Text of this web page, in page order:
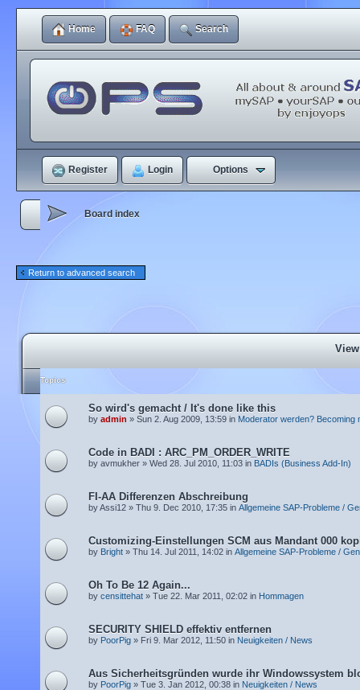
Home FAQ Search
Register Login Options
Board index
Return to advanced search
Topics
So wird's gemacht / It's done like this
by admin » Sun 2. Aug 2009, 13:59 in Moderator werden? Becoming
Code in BADI : ARC_PM_ORDER_WRITE
by avmukher » Wed 28. Jul 2010, 11:03 in BADIs (Business Add-In)
FI-AA Differenzen Abschreibung
by Assi12 » Thu 9. Dec 2010, 17:35 in Allgemeine SAP-Probleme /
Customizing-Einstellungen SCM aus Mandant 000
by Bright » Thu 14. Jul 2011, 14:02 in Allgemeine SAP-Probleme /
Oh To Be 12 Again...
by censittehat » Tue 22. Mar 2011, 02:02 in Hommagen
SECURITY SHIELD effektiv entfernen
by PoorPig » Fri 9. Mar 2012, 11:50 in Neuigkeiten / News
Aus Sicherheitsgründen wurde ihr Windowssystem
by PoorPig » Tue 3. Jan 2012, 00:38 in Neuigkeiten / News